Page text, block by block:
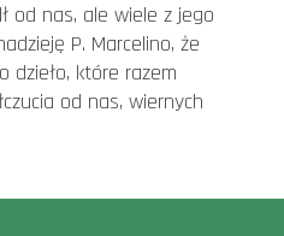
od nas, ale wiele z jego
P. Marcelino, że
dzieło, które razem
od nas, wiernych